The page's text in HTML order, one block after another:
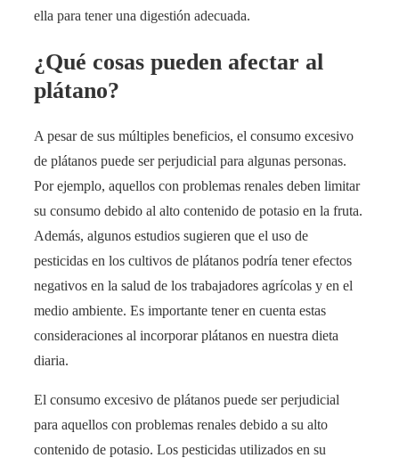
ella para tener una digestión adecuada.
¿Qué cosas pueden afectar al
plátano?
A pesar de sus múltiples beneficios, el consumo excesivo
de plátanos puede ser perjudicial para algunas personas.
Por ejemplo, aquellos con problemas renales deben limitar
su consumo debido al alto contenido de potasio en la fruta.
Además, algunos estudios sugieren que el uso de
pesticidas en los cultivos de plátanos podría tener efectos
negativos en la salud de los trabajadores agrícolas y en el
medio ambiente. Es importante tener en cuenta estas
consideraciones al incorporar plátanos en nuestra dieta
diaria.
El consumo excesivo de plátanos puede ser perjudicial
para aquellos con problemas renales debido a su alto
contenido de potasio. Los pesticidas utilizados en su